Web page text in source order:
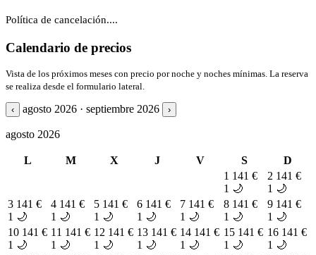
Política de cancelación....
Calendario de precios
Vista de los próximos meses con precio por noche y noches mínimas. La reserva
se realiza desde el formulario lateral.
‹ agosto 2026 · septiembre 2026 ›
agosto 2026
L M X J V S
D
1 141 €
1 🌙
2 141 €
1 🌙
3 141 €
1 🌙
4 141 €
1 🌙
5 141 €
1 🌙
6 141 €
1 🌙
7 141 €
1 🌙
8 141 €
1 🌙
9 141 €
1 🌙
10 141 €
1 🌙
11 141 €
1 🌙
12 141 €
1 🌙
13 141 €
1 🌙
14 141 €
1 🌙
15 141 €
1 🌙
16 141 €
1 🌙